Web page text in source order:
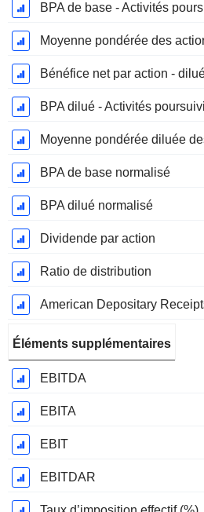
BPA de base - Activités
Moyenne pondérée des
Bénéfice net par action -
BPA dilué - Activités
BPA de base normalisé
BPA dilué normalisé
Dividende par action
Ratio de distribution
American Depositary
Éléments supplémentaires
EBITDA
EBITA
EBIT
EBITDAR